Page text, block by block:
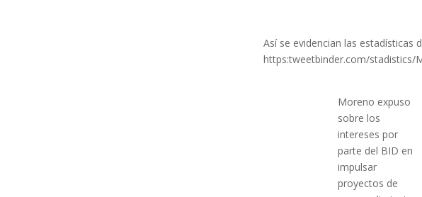
Así se evidencian las estadísticas
https:tweetbinder.com/stadistics/
Moreno expuso
sobre los
intereses por
parte del BID en
impulsar
proyectos de